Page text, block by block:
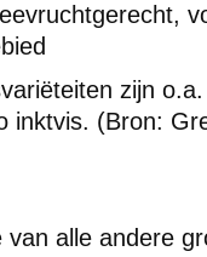
zijn
inktvis. (Bron:
alle andere